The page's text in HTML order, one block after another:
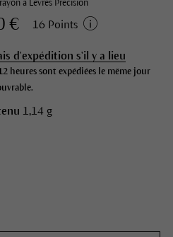
à Lèvres Précision
€ 16 Points
d'expédition s'il y a lieu
heures sont expédiées le même jour
1,14 g